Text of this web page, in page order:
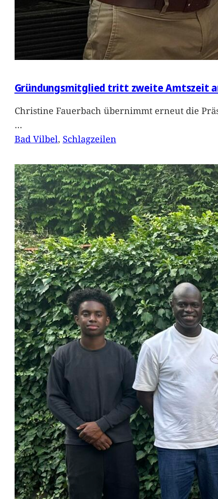
Gründungsmitglied tritt zweite Amtszeit
Christine Fauerbach übernimmt erneut die
…
Bad Vilbel, Schlagzeilen